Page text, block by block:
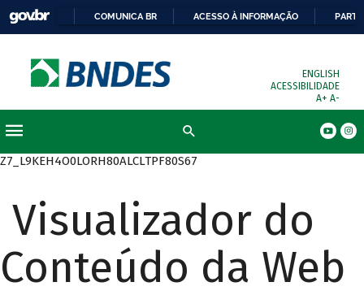
COMUNICA BR ACESSO À INFORMAÇÃO
ENGLISH
ACESSIBILIDADE
A+ A-
Z7_L9KEH4O0LORH80ALCLTPF80S67
Visualizador do
Conteúdo da Web